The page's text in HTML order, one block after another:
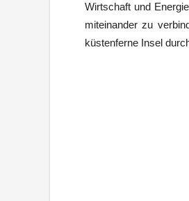
Wirtschaft und
miteinander zu
küstenferne Insel